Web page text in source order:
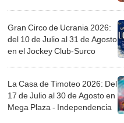
Gran Circo de Ucrania 2026:
del 10 de Julio al 31 de Agosto
en el Jockey Club-Surco
La Casa de Timoteo 2026: Del
17 de Julio al 30 de Agosto en
Mega Plaza - Independencia